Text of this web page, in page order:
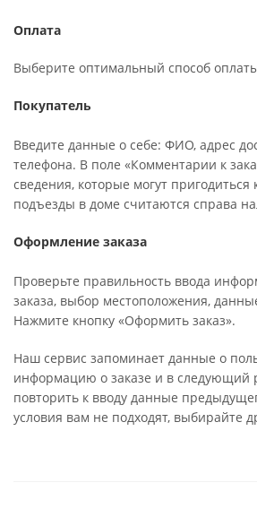
Оплата
Выберите оптимальный способ
Покупатель
Введите данные о себе: ФИО, адрес
телефона. В поле «Комментарии к
сведения, которые могут
подъезды в доме считаются справа
Оформление заказа
Проверьте правильность ввода
заказа, выбор местоположения,
Нажмите кнопку «Оформить заказ».
Наш сервис запоминает данные о
информацию о заказе и в следующий
повторить к вводу данные
условия вам не подходят, выбирайте